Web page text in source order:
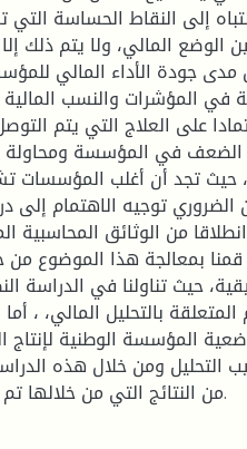
إلى النقاط الحساسة
الوضع المالي، ولا يتم ذلك
مدى جودة الأداء المالي
في المؤشرات والنسب
على العلاج التي يتم
في المؤسسة ومحاولة
حيث تجد أن أغلب
الضروري توجيه الاهتمام
انطلاقا من الوثائق المحاسبية
بمعالجة هذا الموضوع من
حيث تناولنا في الدراسة
بالتحليل المالي، ،
المؤسسة الوطنية لإنتاج
التحليل ومن خلال هذه
من النتائج التي من خلالها تم إثبات أو نفي الفرضيات.